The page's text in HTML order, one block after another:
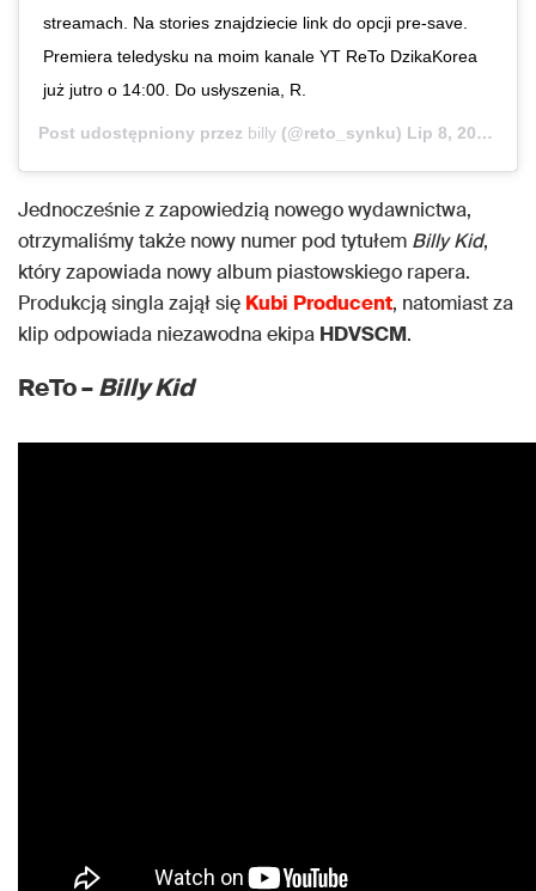
streamach. Na stories znajdziecie link do opcji pre-save.
Premiera teledysku na moim kanale YT ReTo DzikaKorea
już jutro o 14:00. Do usłyszenia, R.
Post udostępniony przez billy (@reto_synku) Lip 8, 2020 o 4:27 PDT
Jednocześnie z zapowiedzią nowego wydawnictwa,
otrzymaliśmy także nowy numer pod tytułem Billy Kid,
który zapowiada nowy album piastowskiego rapera.
Produkcją singla zajął się Kubi Producent, natomiast za
klip odpowiada niezawodna ekipa HDVSCM.
ReTo –Billy Kid